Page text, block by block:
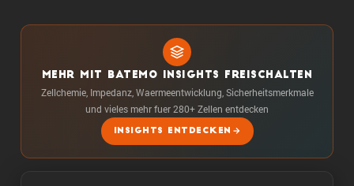
MEHR MIT BATEMO INSIGHTS FREISCHALTEN
Zellchemie, Impedanz, Waermeentwicklung, Sicherheitsmerkmale
und vieles mehr fuer 280+ Zellen entdecken
INSIGHTS ENTDECKEN